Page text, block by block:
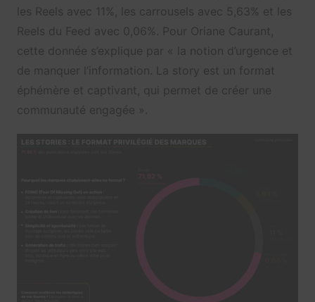
les Reels avec 11%, les carrousels avec 5,63% et les
Reels du Feed avec 0,06%. Pour Oriane Caurant,
cette donnée s’explique par « la notion d’urgence et
de manquer l’information. La story est un format
éphémère et captivant, qui permet de créer une
communauté engagée ».